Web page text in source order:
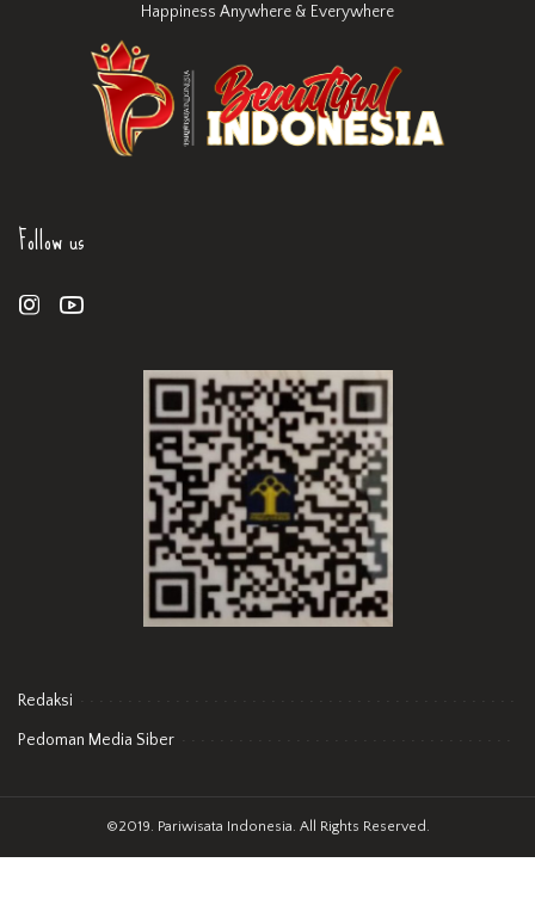
Happiness Anywhere & Everywhere
Follow us
Redaksi
Pedoman Media Siber
©2019. Pariwisata Indonesia. All Rights Reserved.